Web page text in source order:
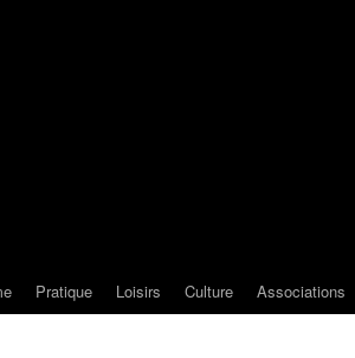
Pratique Loisirs Culture Associations